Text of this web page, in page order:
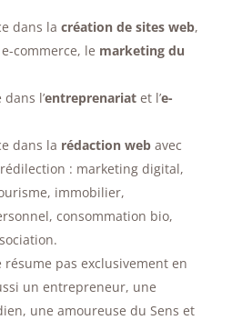
dans la création de sites web,
commerce, le marketing du
l’entreprenariatet l’e-
dans la rédaction webavec
: marketing digital,
immobilier,
consommation bio,
résume pas exclusivement en
un entrepreneur, une
une amoureuse du Sens et